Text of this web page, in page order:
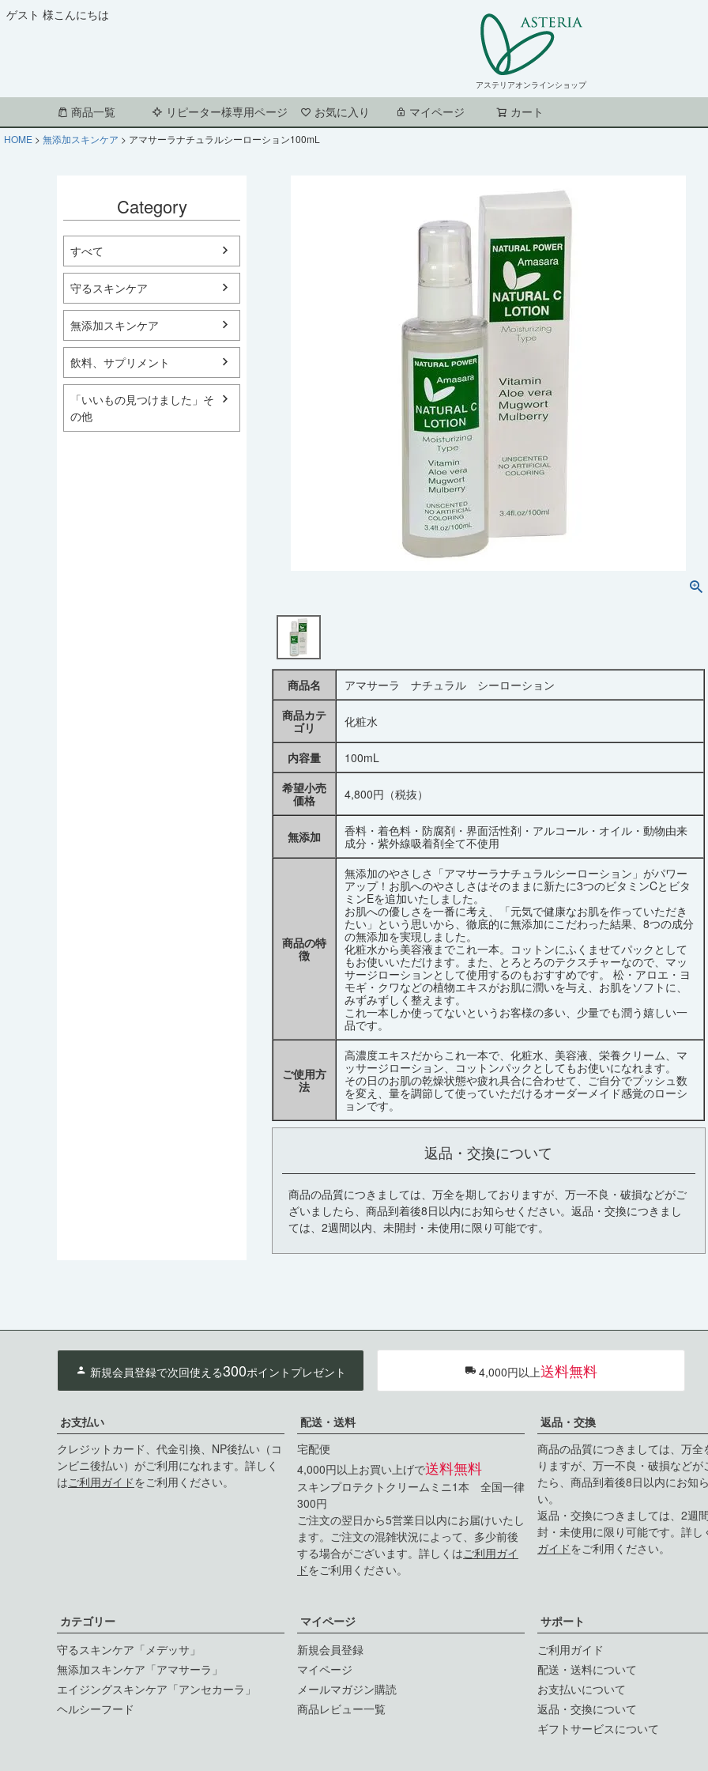
ゲスト 様こんにちは
アステリアオンラインショップ
商品一覧
リピーター様専用ページ お気に入り マイページ カート
HOME 無添加スキンケア アマサーラナチュラルシーローション100mL
Category
すべて
守るスキンケア
無添加スキンケア
飲料、サプリメント
「いいもの見つけました」そ
の他
商品名
アマサーラ ナチュラル シーローション
商品カテ
ゴリ
化粧水
内容量
100mL
希望小売
価格
4,800円（税抜）
無添加
香料・着色料・防腐剤・界面活性剤・アルコール・オイル・動物由来
成分・紫外線吸着剤全て不使用
商品の特
徴
無添加のやさしさ「アマサーラナチュラルシーローション」がパワー
アップ！お肌へのやさしさはそのままに新たに3つのビタミンCとビタ
ミンEを追加いたしました。
お肌への優しさを一番に考え、「元気で健康なお肌を作っていただき
たい」という思いから、徹底的に無添加にこだわった結果、8つの成分
の無添加を実現しました。
化粧水から美容液までこれ一本。コットンにふくませてパックとして
もお使いいただけます。また、とろとろのテクスチャーなので、マッ
サージローションとして使用するのもおすすめです。 松・アロエ・ヨ
モギ・クワなどの植物エキスがお肌に潤いを与え、お肌をソフトに、
みずみずしく整えます。
これ一本しか使ってないというお客様の多い、少量でも潤う嬉しい一
品です。
ご使用方
法
高濃度エキスだからこれ一本で、化粧水、美容液、栄養クリーム、マ
ッサージローション、コットンパックとしてもお使いになれます。
その日のお肌の乾燥状態や疲れ具合に合わせて、ご自分でプッシュ数
を変え、量を調節して使っていただけるオーダーメイド感覚のローシ
ョンです。
返品・交換について
商品の品質につきましては、万全を期しておりますが、万一不良・破損などがご
ざいましたら、商品到着後8日以内にお知らせください。返品・交換につきまし
ては、2週間以内、未開封・未使用に限り可能です。
新規会員登録で次回使える300ポイントプレゼント 4,000円以上送料無料
お支払い
クレジットカード、代金引換、NP後払い（コ
ンビニ後払い）がご利用になれます。詳しく
はご利用ガイドをご利用ください。
配送・送料
宅配便
4,000円以上お買い上げで送料無料
スキンプロテクトクリームミニ1本 全国一律
300円
ご注文の翌日から5営業日以内にお届けいたし
ます。ご注文の混雑状況によって、多少前後
する場合がございます。詳しくはご利用ガイ
ドをご利用ください。
返品・交換
商品の品質につきましては、万全
りますが、万一不良・破損などが
たら、商品到着後8日以内にお知
い。
返品・交換につきましては、2週
封・未使用に限り可能です。詳し
ガイドをご利用ください。
カテゴリー
守るスキンケア「メデッサ」
無添加スキンケア「アマサーラ」
エイジングスキンケア「アンセカーラ」
ヘルシーフード
マイページ
新規会員登録
マイページ
メールマガジン購読
商品レビュー一覧
サポート
ご利用ガイド
配送・送料について
お支払いについて
返品・交換について
ギフトサービスについて